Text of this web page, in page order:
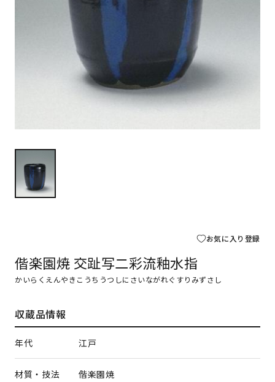
お気に入り登録
偕楽園焼 交趾写二彩流釉水指
かいらくえんやきこうちうつしにさいながれぐすりみずさし
収蔵品情報
年代 江戸
材質・技法 偕楽園焼